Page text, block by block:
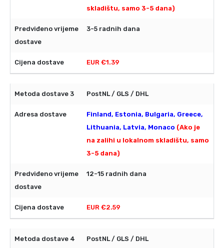
skladištu, samo 3-5 dana)
3-5 radnih dana
EUR €1.39
PostNL / GLS / DHL
Finland, Estonia, Bulgaria, Greece,
Lithuania, Latvia, Monaco (Ako je
na zalihi u lokalnom skladištu, samo
3-5 dana)
12-15 radnih dana
EUR €2.59
PostNL / GLS / DHL